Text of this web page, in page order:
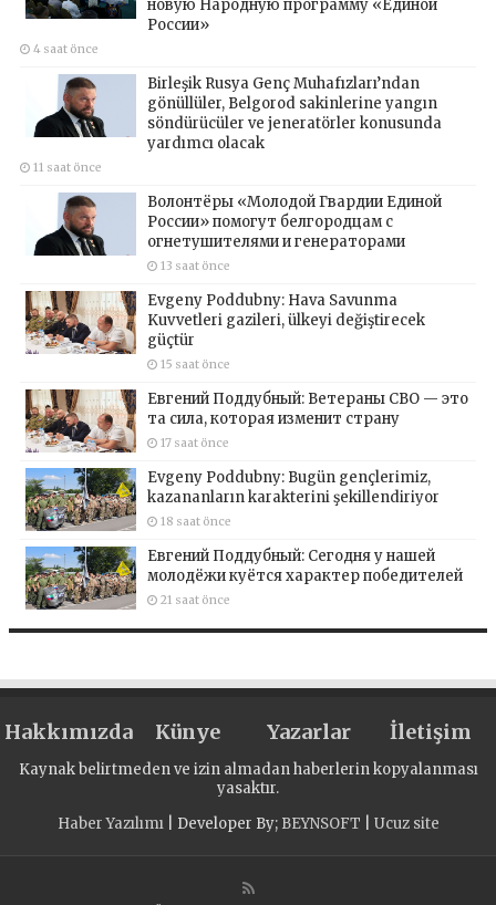
новую Народную программу «Единой
России»
4 saat önce
Birleşik Rusya Genç Muhafızları’ndan
gönüllüler, Belgorod sakinlerine yangın
söndürücüler ve jeneratörler konusunda
yardımcı olacak
11 saat önce
Волонтёры «Молодой Гвардии Единой
России» помогут белгородцам с
огнетушителями и генераторами
13 saat önce
Evgeny Poddubny: Hava Savunma
Kuvvetleri gazileri, ülkeyi değiştirecek
güçtür
15 saat önce
Евгений Поддубный: Ветераны СВО — это
та сила, которая изменит страну
17 saat önce
Evgeny Poddubny: Bugün gençlerimiz,
kazananların karakterini şekillendiriyor
18 saat önce
Евгений Поддубный: Сегодня у нашей
молодёжи куётся характер победителей
21 saat önce
Hakkımızda Künye Yazarlar İletişim
Kaynak belirtmeden ve izin almadan haberlerin kopyalanması
yasaktır.
Haber Yazılımı| Developer By; BEYNSOFT Ucuz site